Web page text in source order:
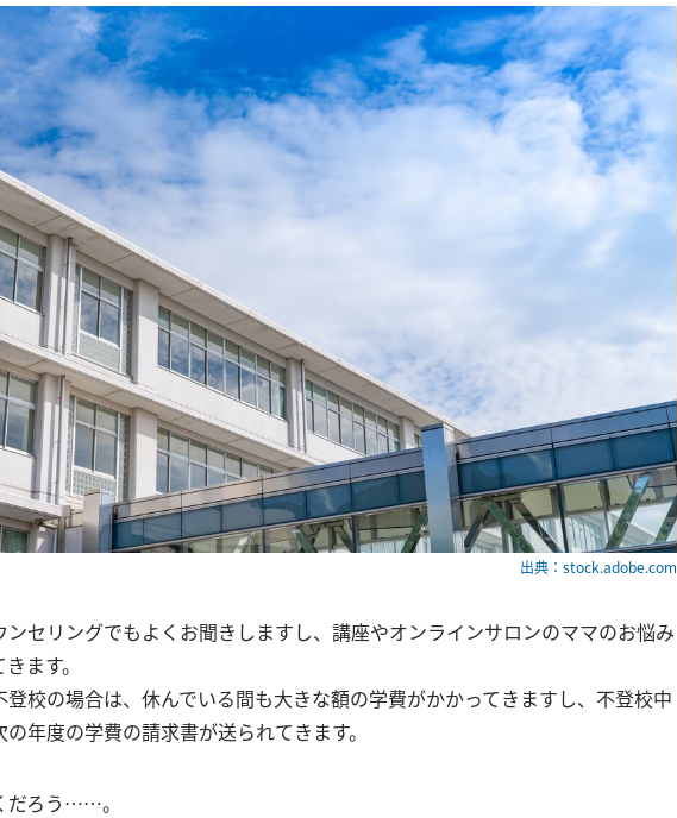
出典：stock.adobe.com
セリングでもよくお聞きしますし、講座やオンラインサロンのママのお悩み
ます。
校の場合は、休んでいる間も大きな額の学費がかかってきますし、不登校中
年度の学費の請求書が送られてきます。
だろう……。